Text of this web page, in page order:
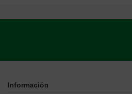
Información